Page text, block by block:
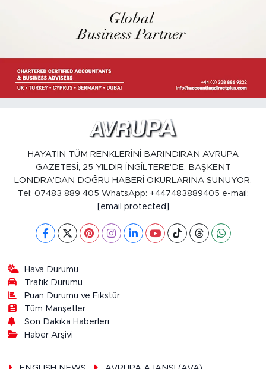
HAYATIN TÜM RENKLERİNİ BARINDIRAN AVRUPA
GAZETESİ, 25 YILDIR İNGİLTERE'DE, BAŞKENT
LONDRA'DAN DOĞRU HABERİ OKURLARINA SUNUYOR.
Tel: 07483 889 405 WhatsApp: +447483889405 e-mail:
[email protected]
Hava Durumu
Trafik Durumu
Puan Durumu ve Fikstür
Tüm Manşetler
Son Dakika Haberleri
Haber Arşivi